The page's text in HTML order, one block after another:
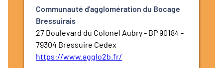
Communauté d'agglomération du Bocage
Bressuirais
27 Boulevard du Colonel Aubry - BP 90184 -
79304 Bressuire Cedex
https://www.agglo2b.fr/